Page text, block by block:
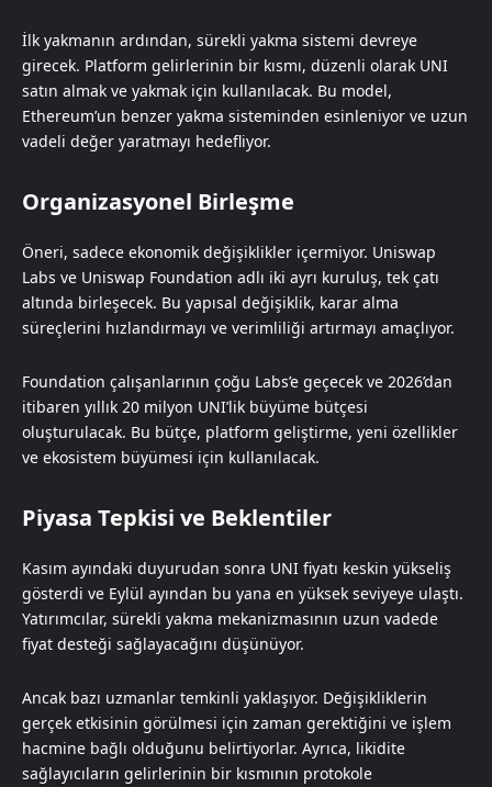
İlk yakmanın ardından, sürekli yakma sistemi devreye
girecek. Platform gelirlerinin bir kısmı, düzenli olarak UNI
satın almak ve yakmak için kullanılacak. Bu model,
Ethereum’un benzer yakma sisteminden esinleniyor ve uzun
vadeli değer yaratmayı hedefliyor.
Organizasyonel Birleşme
Öneri, sadece ekonomik değişiklikler içermiyor. Uniswap
Labs ve Uniswap Foundation adlı iki ayrı kuruluş, tek çatı
altında birleşecek. Bu yapısal değişiklik, karar alma
süreçlerini hızlandırmayı ve verimliliği artırmayı amaçlıyor.
Foundation çalışanlarının çoğu Labs’e geçecek ve 2026’dan
itibaren yıllık 20 milyon UNI’lik büyüme bütçesi
oluşturulacak. Bu bütçe, platform geliştirme, yeni özellikler
ve ekosistem büyümesi için kullanılacak.
Piyasa Tepkisi ve Beklentiler
Kasım ayındaki duyurudan sonra UNI fiyatı keskin yükseliş
gösterdi ve Eylül ayından bu yana en yüksek seviyeye ulaştı.
Yatırımcılar, sürekli yakma mekanizmasının uzun vadede
fiyat desteği sağlayacağını düşünüyor.
Ancak bazı uzmanlar temkinli yaklaşıyor. Değişikliklerin
gerçek etkisinin görülmesi için zaman gerektiğini ve işlem
hacmine bağlı olduğunu belirtiyorlar. Ayrıca, likidite
sağlayıcıların gelirlerinin bir kısmının protokole